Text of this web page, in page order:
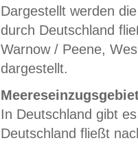
Dargestellt werden
durch Deutschland
Warnow / Peene,
dargestellt.
In Deutschland gibt
Deutschland fließt